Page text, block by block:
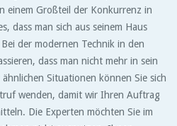
einem Großteil der Konkurrenz in
dass man sich aus seinem Haus
der modernen Technik in den
dass man nicht mehr in sein
Situationen können Sie sich
wenden, damit wir Ihren Auftrag
Die Experten möchten Sie im